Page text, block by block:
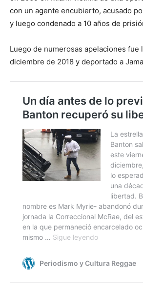
con un agente encubierto, acusado
y luego condenado a 10 años de
Luego de numerosas apelaciones fue
diciembre de 2018 y deportado a